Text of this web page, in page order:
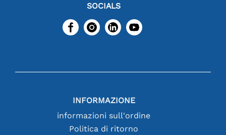
SOCIALS
INFORMAZIONE
informazioni sull'ordine
Politica di ritorno